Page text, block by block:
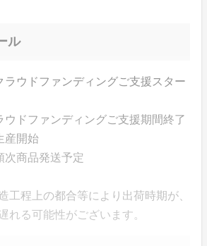
ル
ラウドファンディングご支援スター
ウドファンディングご支援期間終了
産開始
次商品発送予定
工程上の都合等により出荷時期が、
れる可能性がございます。